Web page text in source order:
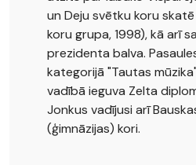
un Deju svētku koru
koru grupa, 1998), kā arī
prezidenta balva.
kategorijā "Tautas
vadībā ieguva Zelta
Jonkus vadījusi arī
(ģimnāzijas) kori.